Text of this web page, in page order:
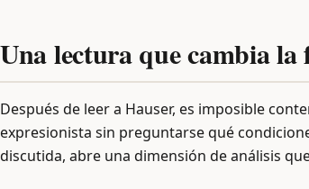
Una lectura que cambia
Después de leer a Hauser, es imposible
expresionista sin preguntarse qué
discutida, abre una dimensión de análisis